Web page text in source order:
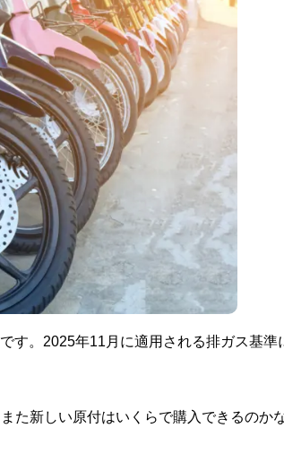
す。2025年11月に適用される排ガス基準
た新しい原付はいくらで購入できるのか